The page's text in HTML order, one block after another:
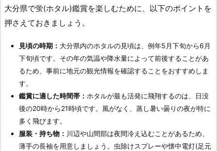
大分県で蛍(ホタル)鑑賞を楽しむために、以下のポイントを
押さえておきましょう。
見頃の時期： 大分県内のホタルの見頃は、例年5月下旬から6月
下旬頃です。その年の気温や降水量によって前後することがあ
るため、事前に地元の観光情報を確認することをおすすめしま
す。
鑑賞に適した時間帯： ホタルが最も活発に飛翔するのは、日没
後の20時から21時頃です。風がなく、蒸し暑い曇りの夜が特に
多く飛びます。
服装・持ち物： 川辺や山間部は夜間冷え込むことがあるため、
薄手の長袖を用意しましょう。虫除けスプレーや懐中電灯(足元